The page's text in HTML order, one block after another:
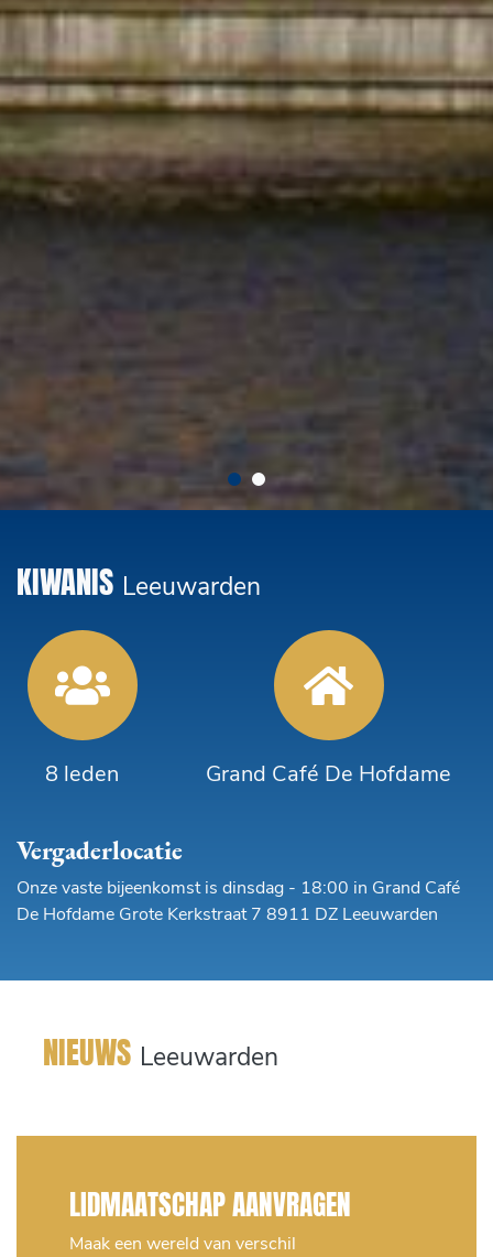
KIWANIS Leeuwarden
8 leden Grand Café De Hofdame
Vergaderlocatie
Onze vaste bijeenkomst is dinsdag - 18:00 in Grand Café
De Hofdame Grote Kerkstraat 7 8911 DZ Leeuwarden
NIEUWS Leeuwarden
LIDMAATSCHAP AANVRAGEN
Maak een wereld van verschil